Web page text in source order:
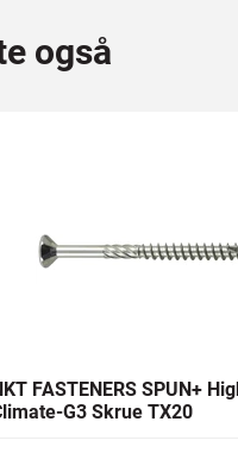
også
FASTENERS SPUN+
G3 Skrue TX20